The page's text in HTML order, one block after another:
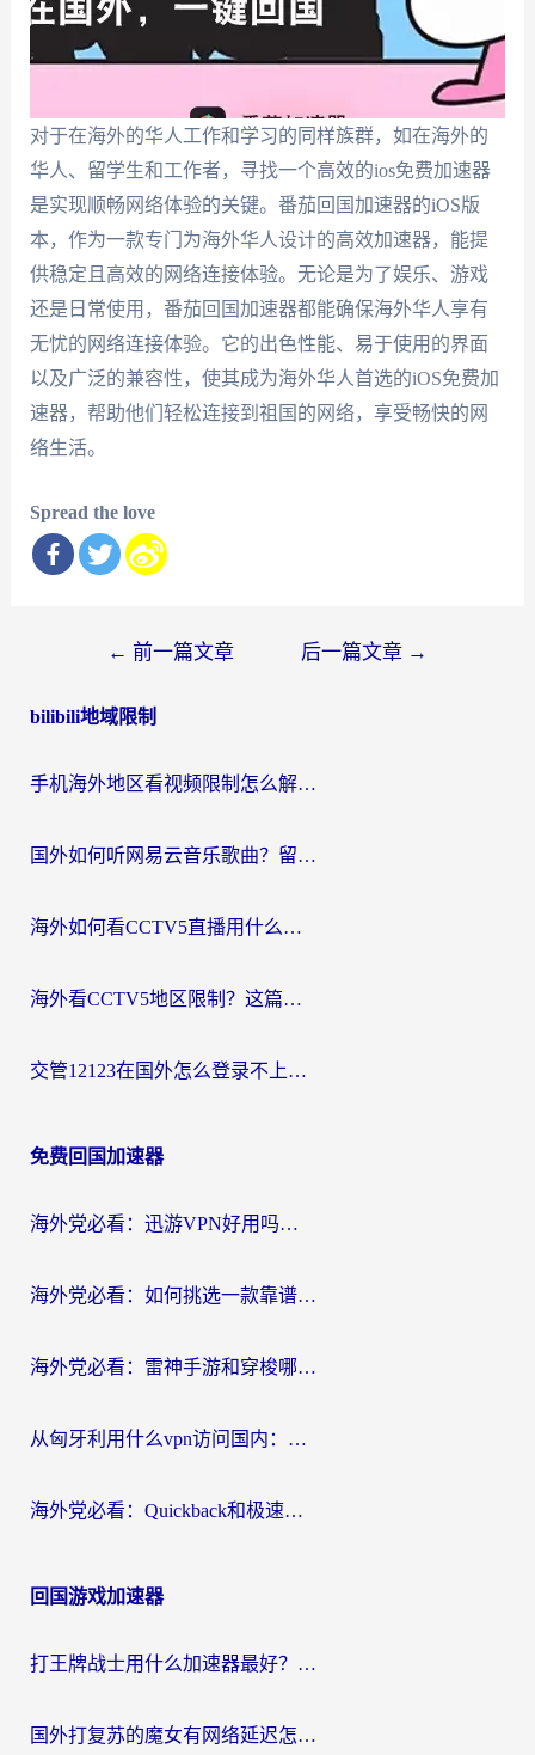
对于在海外的华人工作和学习的同样族群，如在海外的
华人、留学生和工作者，寻找一个高效的ios免费加速器
是实现顺畅网络体验的关键。番茄回国加速器的iOS版
本，作为一款专门为海外华人设计的高效加速器，能提
供稳定且高效的网络连接体验。无论是为了娱乐、游戏
还是日常使用，番茄回国加速器都能确保海外华人享有
无忧的网络连接体验。它的出色性能、易于使用的界面
以及广泛的兼容性，使其成为海外华人首选的iOS免费加
速器，帮助他们轻松连接到祖国的网络，享受畅快的网
络生活。
Spread the love
导
← 前一篇文章 后一篇文章 →
bilibili地域限制
手机海外地区看视频限制怎么解决？留学生亲测有效的回国加速器指南
国外如何听网易云音乐歌曲？留学生亲测有效的回国加速方案
海外如何看CCTV5直播用什么平台？2026最新指南：看欧洲杯、中超、奥运不再卡
海外看CCTV5地区限制？这篇指南帮你流畅看欧洲杯、NBA还听中文解说
交管12123在国外怎么登录不上？海外华人必看的回国加速器选择指南
免费回国加速器
海外党必看：迅游VPN好用吗？和OurPlay VPN对比哪个回国效果更好？附真实体验测评
海外党必看：如何挑选一款靠谱的PC端VPN，让回国冲浪不再卡顿
海外党必看：雷神手游和穿梭哪个好？3步教你选对回国加速器（附实测对比）
从匈牙利用什么vpn访问国内：一份海外游子的网络归乡指南
海外党必看：Quickback和极速穿梭VPN好用吗？3步选对回国加速器实现无缝刷国内资源
回国游戏加速器
打王牌战士用什么加速器最好？海外玩家的终极选择指南
国外打复苏的魔女有网络延迟怎么办？2026海外玩家国服游戏加速全攻略